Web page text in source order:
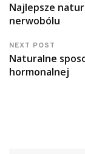
Najlepsze
nerwobólu
NEXT POST
Naturalne
hormonalnej